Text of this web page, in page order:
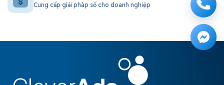
Cung cấp giải pháp số cho doanh nghiệp